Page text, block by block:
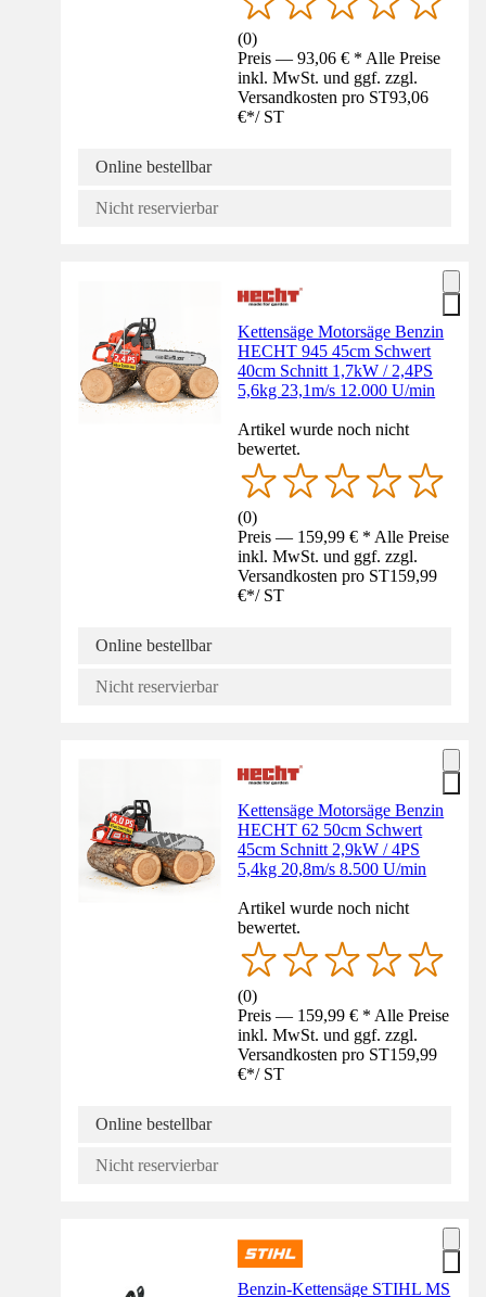
(0)
Preis — 93,06 € * Alle Preise
inkl. MwSt. und ggf. zzgl.
Versandkosten pro ST93,06
€*/ ST
Online bestellbar
Nicht reservierbar
Kettensäge Motorsäge Benzin
HECHT 945 45cm Schwert
40cm Schnitt 1,7kW / 2,4PS
5,6kg 23,1m/s 12.000 U/min
Artikel wurde noch nicht
bewertet.
(0)
Preis — 159,99 € * Alle Preise
inkl. MwSt. und ggf. zzgl.
Versandkosten pro ST159,99
€*/ ST
Online bestellbar
Nicht reservierbar
Kettensäge Motorsäge Benzin
HECHT 62 50cm Schwert
45cm Schnitt 2,9kW / 4PS
5,4kg 20,8m/s 8.500 U/min
Artikel wurde noch nicht
bewertet.
(0)
Preis — 159,99 € * Alle Preise
inkl. MwSt. und ggf. zzgl.
Versandkosten pro ST159,99
€*/ ST
Online bestellbar
Nicht reservierbar
Benzin-Kettensäge STIHL MS